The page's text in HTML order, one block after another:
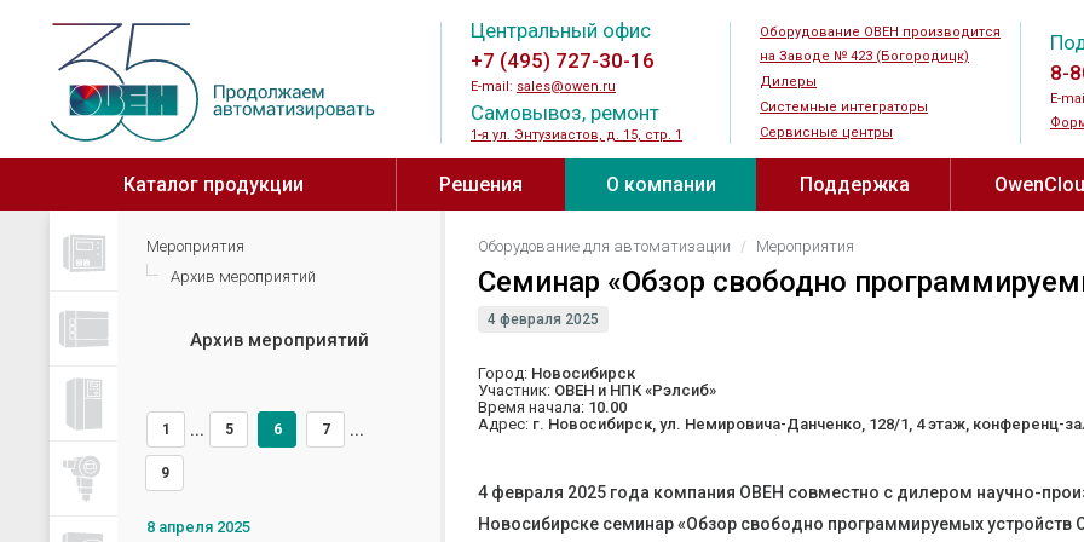
Центральный офис
+7 (495) 727-30-16
E-mail: sales@owen.ru
Самовывоз, ремонт
1-я ул. Энтузиастов, д. 15, стр. 1
Оборудование ОВЕН производится
на Заводе № 423 (Богородицк)
Дилеры
Системные интеграторы
Сервисные центры
8-
E-
Каталог продукции
Контрольно-измерительные
приборы
Измерители-регуляторы
Для ГВС, отопления, вентиляции
и котельных
Для холодильного
оборудования
Для пищевых производств
Программируемые устройства
Программируемые логические
Модули расширения для
программируемых реле
Модули ввода/вывода
Силовые и коммутационные
устройства
Шаговые приводы
Дроссели
Датчики
Датчики
Решения
Для вентиляции ↗
Для КНС ↗
Для анализа воды ↗
О компании
Мероприятия
Где купить
О заводе № 423
Поддержка
Видео
Каталог проектов
Мероприятия
Архив мероприятий
Архив мероприятий
1 ... 5 6 7 ...
9
8 апреля 2025
Оборудование для автоматизации Мероприятия
Семинар «Обзор свободно
4 февраля 2025
Город: Новосибирск
Участник: ОВЕН и НПК «Рэлсиб»
Время начала: 10.00
Адрес: г. Новосибирск, ул. Немировича-Данченко, 128/1, 4 этаж, конференц-
4 февраля 2025 года компания ОВЕН совместно с дилером научно-
Новосибирске семинар «Обзор свободно программируемых устройств